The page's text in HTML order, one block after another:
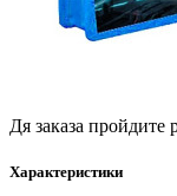
Дя заказа пройдите
Характеристики